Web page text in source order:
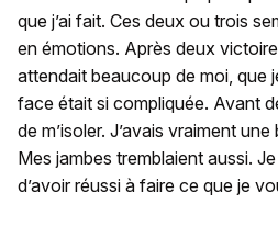
que j’ai fait. Ces deux ou trois
en émotions. Après deux
attendait beaucoup de moi, que
face était si compliquée. Avant
de m’isoler. J’avais vraiment
Mes jambes tremblaient aussi.
d’avoir réussi à faire ce que je